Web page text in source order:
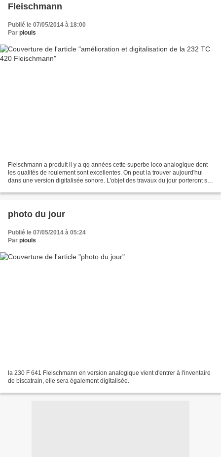
Fleischmann
Publié le 07/05/2014 à 18:00
Par piouls
Fleischmann a produit il y a qq années cette superbe loco analogique dont
les qualités de roulement sont excellentes. On peut la trouver aujourd'hui
dans une version digitalisée sonore. L'objet des travaux du jour porteront sur
photo du jour
Publié le 07/05/2014 à 05:24
Par piouls
la 230 F 641 Fleischmann en version analogique vient d'entrer à l'inventaire
de biscatrain, elle sera également digitalisée.